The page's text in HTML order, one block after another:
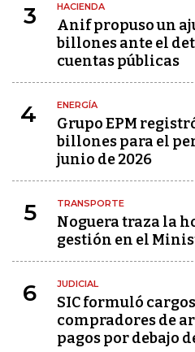
3 HACIENDA
Anif propuso un
billones ante el
cuentas públicas
4 ENERGÍA
Grupo EPM
billones para el
junio de 2026
5 TRANSPORTE
Noguera traza la
gestión en el
6 JUDICIAL
SIC formuló
compradores de
pagos por debajo